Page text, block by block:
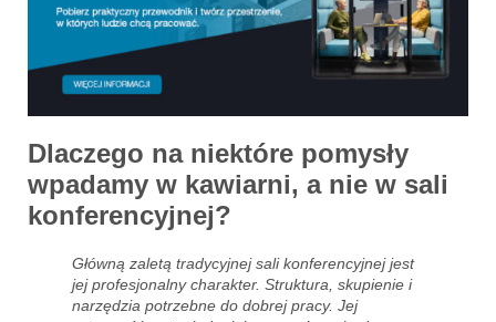
Dlaczego na niektóre pomysły
wpadamy w kawiarni, a nie w sali
konferencyjnej?
Główną zaletą tradycyjnej sali konferencyjnej jest
jej profesjonalny charakter. Struktura, skupienie i
narzędzia potrzebne do dobrej pracy. Jej